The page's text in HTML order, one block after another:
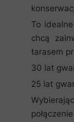
To
chcą
tarasem
30 lat
25 lat